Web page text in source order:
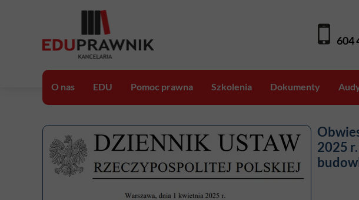
2025
604
O nas EDU
EDUinfo
Pomoc prawna
Konsultacje prawne
Szkolenia
Szkolenia rad pedagogicznych
Dokumenty